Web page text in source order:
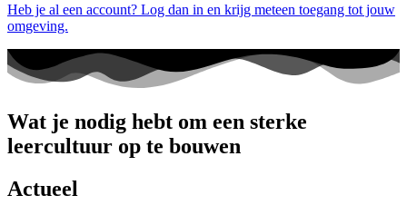
Heb je al een account? Log dan in en krijg meteen toegang tot jouw
omgeving.
Wat je nodig hebt om een sterke
leercultuur op te bouwen
Actueel